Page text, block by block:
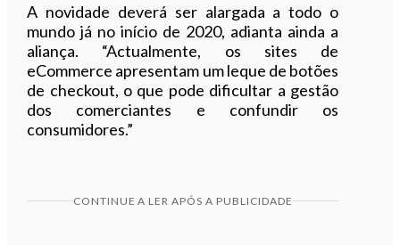
A novidade deverá ser alargada a todo o
mundo já no início de 2020, adianta ainda a
aliança. “Actualmente, os sites de
eCommerce apresentam um leque de botões
de checkout, o que pode dificultar a gestão
dos comerciantes e confundir os
consumidores.”
CONTINUE A LER APÓS A PUBLICIDADE